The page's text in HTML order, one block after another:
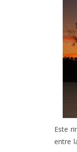
Este
entre